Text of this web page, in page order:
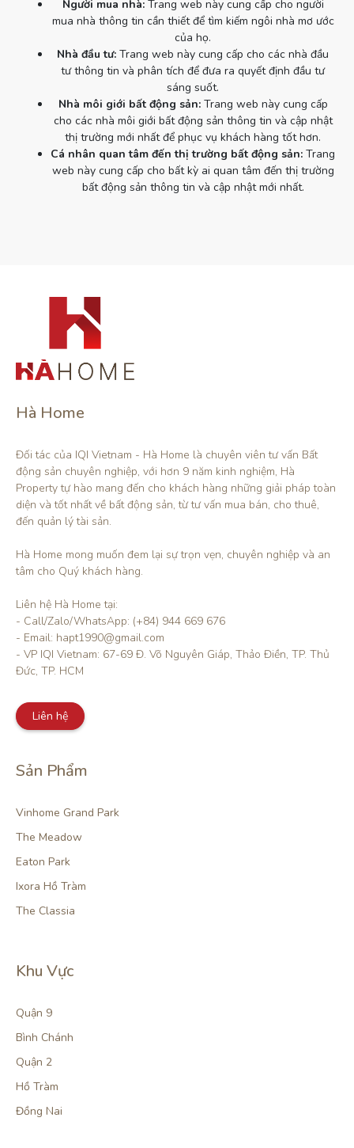
Người mua nhà:Trang web này cung cấp cho người
mua nhà thông tin cần thiết để tìm kiếm ngôi nhà mơ ước
của họ.
Nhà đầu tư: Trang web này cung cấp cho các nhà đầu
tư thông tin và phân tích để đưa ra quyết định đầu tư
sáng suốt.
Nhà môi giới bất động sản:Trang web này cung cấp
cho các nhà môi giới bất động sản thông tin và cập nhật
thị trường mới nhất để phục vụ khách hàng tốt hơn.
Cá nhân quan tâm đến thị trường bất động sản: Trang
web này cung cấp cho bất kỳ ai quan tâm đến thị trường
bất động sản thông tin và cập nhật mới nhất.
Hà Home
Đối tác của IQI Vietnam - Hà Home là chuyên viên tư vấn Bất
động sản chuyên nghiệp, với hơn 9 năm kinh nghiệm, Hà
Property tự hào mang đến cho khách hàng những giải pháp toàn
diện và tốt nhất về bất động sản, từ tư vấn mua bán, cho thuê,
đến quản lý tài sản.
Hà Home mong muốn đem lại sự trọn vẹn, chuyên nghiệp và an
tâm cho Quý khách hàng.
Liên hệ Hà Home tại:
- Call/Zalo/WhatsApp: (+84) 944 669 676
- Email: hapt1990@gmail.com
- VP IQI Vietnam: 67-69 Đ. Võ Nguyên Giáp, Thảo Điền, TP. Thủ
Đức, TP. HCM
Liên hệ
Sản Phẩm
Vinhome Grand Park
The Meadow
Eaton Park
Ixora Hồ Tràm
The Classia
Khu Vực
Quận 9
Bình Chánh
Quận 2
Hồ Tràm
Đồng Nai